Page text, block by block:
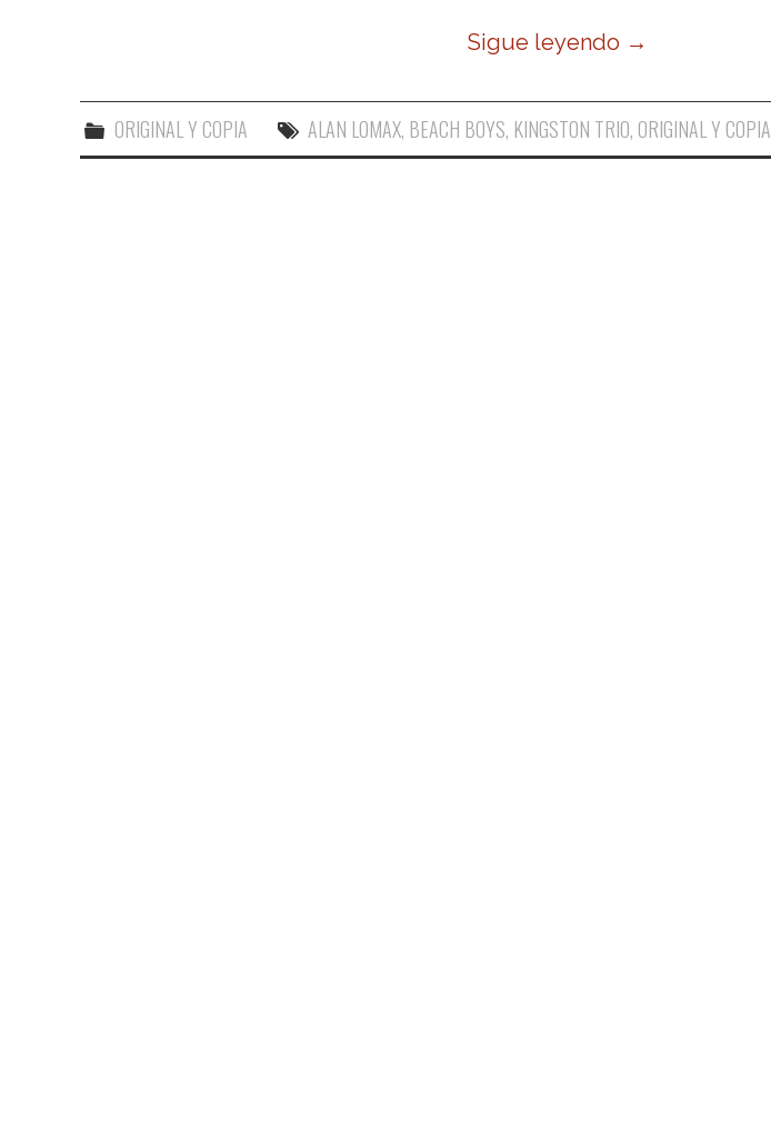
Sigue leyendo →
ORIGINAL Y COPIA ALAN LOMAX, BEACH BOYS, KINGSTON TRIO, ORIGINAL Y COPIA